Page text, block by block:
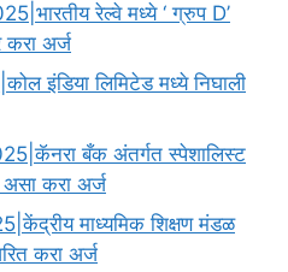
रेल्वे मध्ये ‘ ग्रुप D’
करा अर्ज
इंडिया लिमिटेड मध्ये निघाली
बँक अंतर्गत स्पेशालिस्ट
करा अर्ज
माध्यमिक शिक्षण मंडळ
करा अर्ज